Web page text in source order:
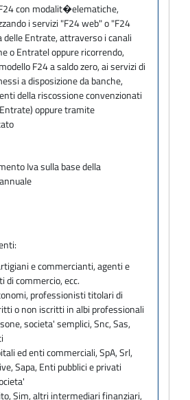
con modalit�elematiche,
i servizi "F24 web" o "F24
delle Entrate, attraverso i canali
o Entratel oppure ricorrendo,
F24 a saldo zero, ai servizi di
a disposizione da banche,
della riscossione convenzionati
oppure tramite
Iva sulla base della
e commercianti, agenti e
di commercio, ecc.
professionisti titolari di
o non iscritti in albi professionali
societa' semplici, Snc, Sas,
ed enti commerciali, SpA, Srl,
Sapa, Enti pubblici e privati
Sim, altri intermediari finanziari,